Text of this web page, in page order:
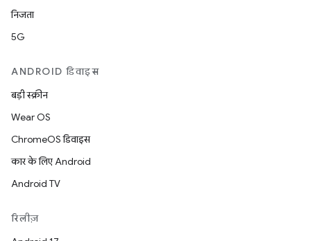
निजता
5G
ANDROID डिवाइस
बड़ी स्क्रीन
Wear OS
ChromeOS डिवाइस
कार के लिए Android
Android TV
रिलीज़